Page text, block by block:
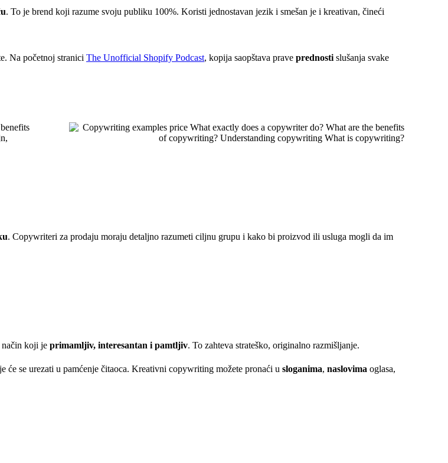
. To je brend koji razume svoju publiku 100%. Koristi jednostavan jezik i smešan je i kreativan, čineći
Na početnoj stranici The Unofficial Shopify Podcast, kopija saopštava prave prednosti slušanja svake
. Copywriteri za prodaju moraju detaljno razumeti ciljnu grupu i kako bi proizvod ili usluga mogli da im
način koji je primamljiv, interesantan i pamtljiv. To zahteva strateško, originalno razmišljanje.
će se urezati u pamćenje čitaoca. Kreativni copywriting možete pronaći u sloganima, naslovima oglasa,